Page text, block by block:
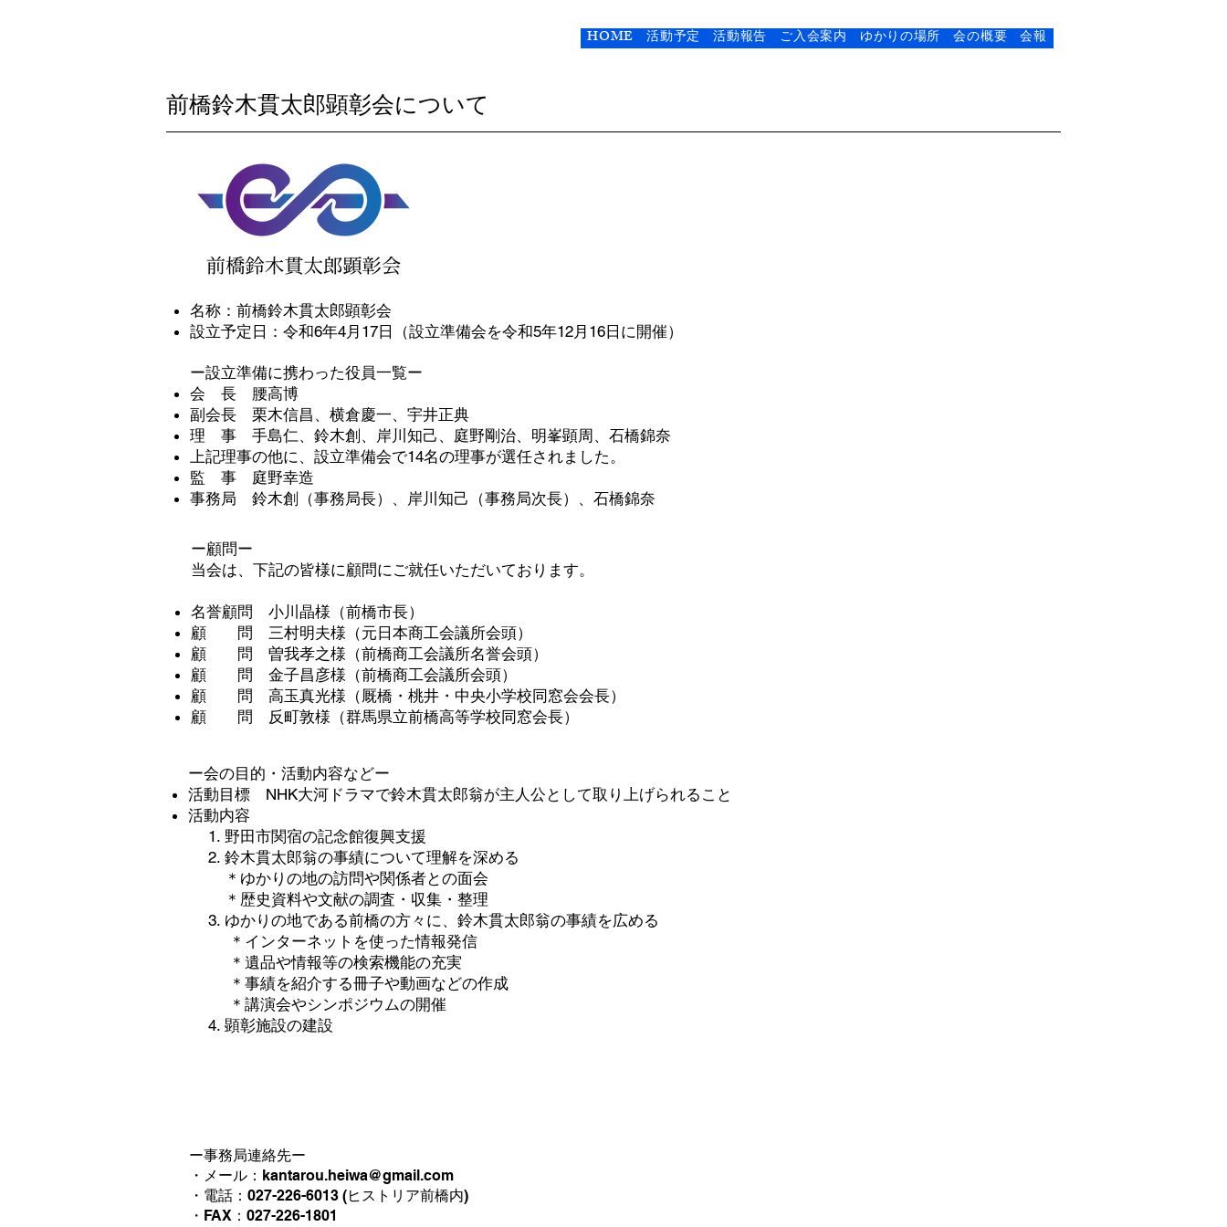
HOME 活動予定 活動報告 ご入会案内 ゆかりの場所 会の概要 会報
前橋鈴木貫太郎顕彰会について
名称：前橋鈴木貫太郎顕彰会
設立予定日：令和6年4月17日（設立準備会を令和5年12月16日に開催）
​ー設立準備に携わった役員一覧ー
会 長 腰高博
副会長 栗木信昌、横倉慶一、宇井正典
理 事 手島仁、鈴木創、岸川知己、庭野剛治、明峯顕周、石橋錦奈
上記理事の他に、設立準備会で14名の理事が選任されました。
監 事 庭野幸造
事務局 鈴木創（事務局長）、岸川知己（事務局次長）、石橋錦奈
ー顧問ー
当会は、下記の皆様に顧問にご就任いただいております。
名誉顧問 小川晶様（前橋市長）
顧 問 三村明夫様（元日本商工会議所会頭）
顧 問 曽我孝之様（前橋商工会議所名誉会頭）
顧 問 金子昌彦様（前橋商工会議所会頭）
顧 問 高玉真光様（厩橋・桃井・中央小学校同窓会会長）
顧 問 反町敦様（群馬県立前橋高等学校同窓会長）
ー会の目的・活動内容などー
活動目標 NHK大河ドラマで鈴木貫太郎翁が主人公として取り上げられること
活動内容
野田市関宿の記念館復興支援
鈴木貫太郎翁の事績について理解を深める
＊ゆかりの地の訪問や関係者との面会
＊歴史資料や文献の調査・収集・整理
ゆかりの地である前橋の方々に、鈴木貫太郎翁の事績を広める
＊インターネットを使った情報発信
＊遺品や情報等の検索機能の充実
＊事績を紹介する冊子や動画などの作成
＊講演会やシンポジウムの開催
顕彰施設の建設
ー事務局連絡先ー
・メール：kantarou.heiwa@gmail.com
・電話：027-226-6013 (ヒストリア前橋内)
・FAX：027-226-1801